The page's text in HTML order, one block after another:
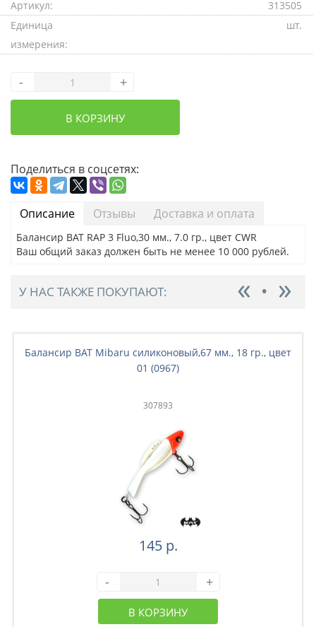
Артикул:
313505
Единица
измерения:
шт.
- +
В КОРЗИНУ
Поделиться в соцсетях:
Описание Отзывы Доставка и оплата
Балансир BAT RAP 3 Fluo,30 мм., 7.0 гр., цвет CWR
Ваш общий заказ должен быть не менее 10 000 рублей.
У НАС ТАКЖЕ ПОКУПАЮТ:
Балансир BAT Mibaru силиконовый,67 мм., 18 гр., цвет
01 (0967)
307893
145 р.
- +
В КОРЗИНУ